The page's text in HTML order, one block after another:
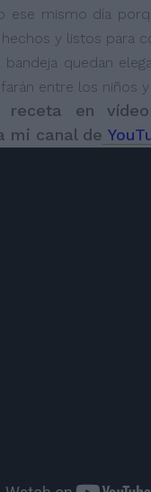
ese mismo día
y listos para
bandeja quedan
entre los niños
receta en
mi canal de